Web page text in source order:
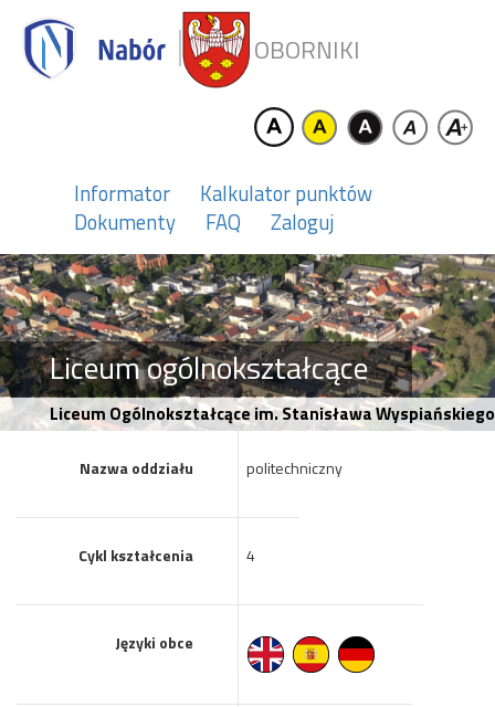
OBORNIKI
Informator
Kalkulator punktów
Dokumenty
FAQ Zaloguj
Liceum ogólnokształcące
Liceum Ogólnokształcące im. Stanisława
Nazwa oddziału politechniczny
Cykl kształcenia 4
Języki obce